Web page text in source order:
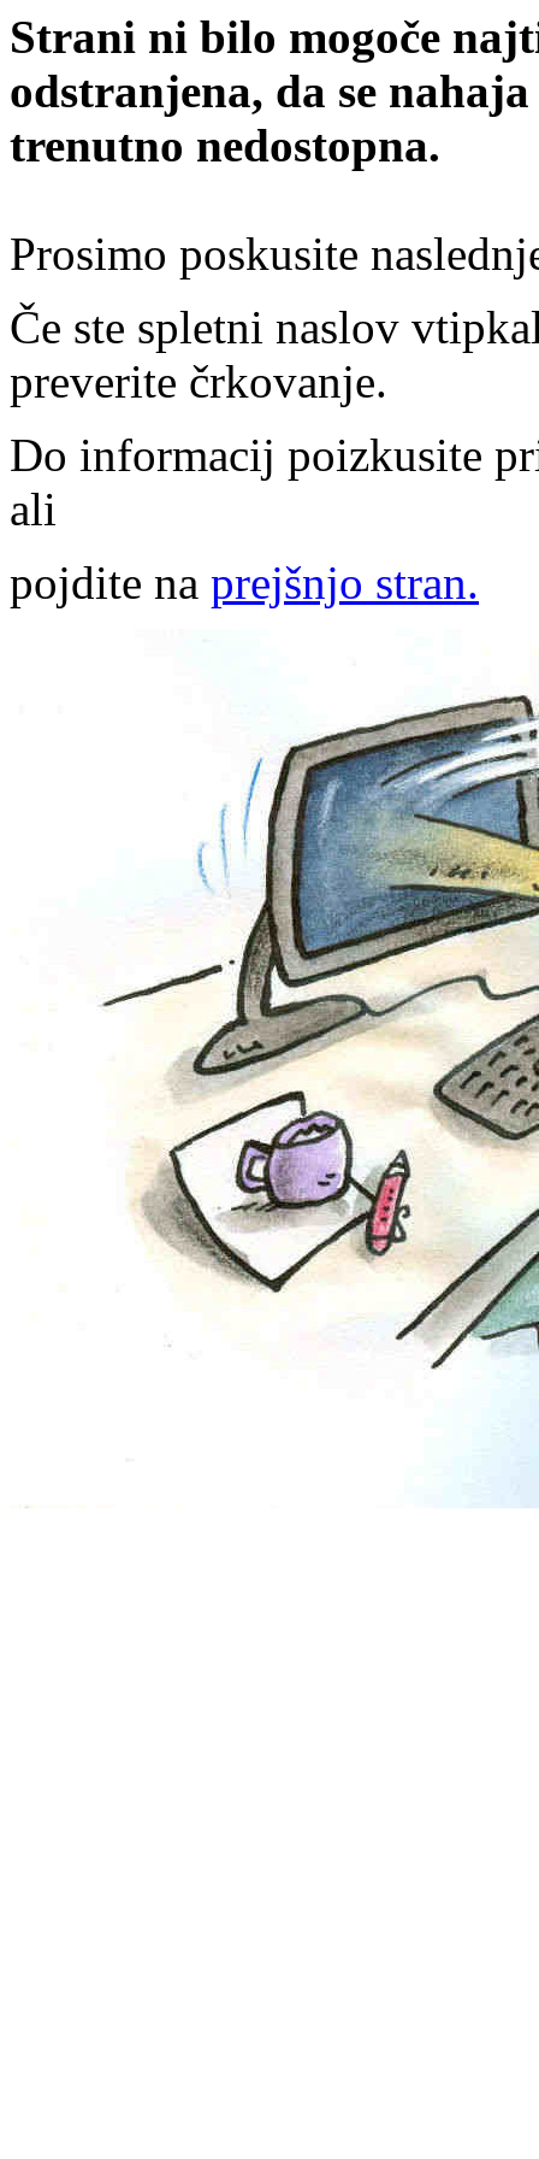
Strani ni bilo mogoče
odstranjena, da se
trenutno nedostopna.
Prosimo poskusite
Če ste spletni naslov
preverite črkovanje.
Do informacij poizkusite
ali
pojdite na prejšnjo stran.